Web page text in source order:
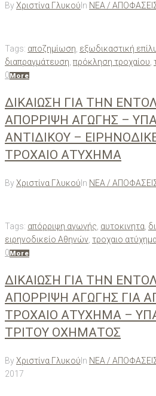
ByΧριστίνα Γλυκού In ΝΕΑ /
Tags: αποζημίωση εξωδικαστική
διαπραγμάτευση πρόκληση τροχαίου
0 More
ΔΙΚΑΙΩΣΗ ΓΙΑ ΤΗΝ
ΑΠΟΡΡΙΨΗ ΑΓΩΓΗΣ –
ΑΝΤΙΔΙΚΟΥ –
ΤΡΟΧΑΙΟ ΑΤΥΧΗΜΑ
ByΧριστίνα Γλυκού In ΝΕΑ /
Tags: απόρριψη αγωγής αυτοκινητα
ειρηνοδικείο Αθηνών τροχαιο ατύχημα
0 More
ΔΙΚΑΙΩΣΗ ΓΙΑ ΤΗΝ
ΑΠΟΡΡΙΨΗ ΑΓΩΓΗΣ ΓΙΑ
ΤΡΟΧΑΙΟ ΑΤΥΧΗΜΑ –
ΤΡΙΤΟΥ ΟΧΗΜΑΤΟΣ
ByΧριστίνα Γλυκού In ΝΕΑ /
2017